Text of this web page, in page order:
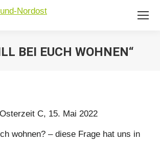
BEI EUCH WOHNEN“
C, 15. Mai 2022
wohnen? – diese Frage hat uns in